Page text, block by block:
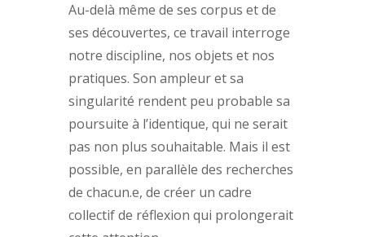
Au-delà même de ses corpus et de
ses découvertes, ce travail interroge
notre discipline, nos objets et nos
pratiques. Son ampleur et sa
singularité rendent peu probable sa
poursuite à l’identique, qui ne serait
pas non plus souhaitable. Mais il est
possible, en parallèle des recherches
de chacun.e, de créer un cadre
collectif de réflexion qui prolongerait